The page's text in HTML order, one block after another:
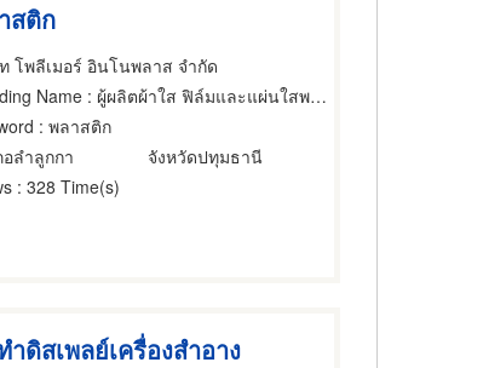
สติก
โพลีเมอร์ อินโนพลาส จำกัด
Name : ผู้ผลิตผ้าใส ฟิล์มและแผ่นใสพลาสติก
: พลาสติก
อลำลูกกา
จังหวัดปทุมธานี
: 328 Time(s)
ำดิสเพลย์เครื่องสำอาง